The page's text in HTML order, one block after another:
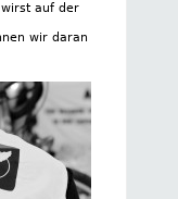
auf der
wir daran